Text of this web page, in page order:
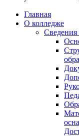
Главная
О колледже
Сведения